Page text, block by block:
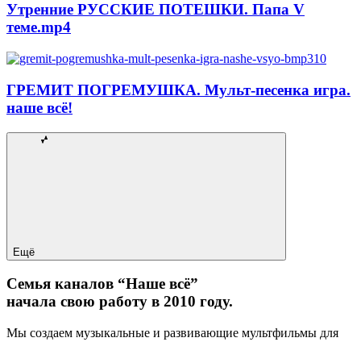
Утренние РУССКИЕ ПОТЕШКИ. Папа V
теме.mp4
ГРЕМИТ ПОГРЕМУШКА. Мульт-песенка игра.
наше всё!
Ещё
Семья каналов “Наше всё”
начала свою работу в 2010 году.
Мы создаем музыкальные и развивающие мультфильмы для